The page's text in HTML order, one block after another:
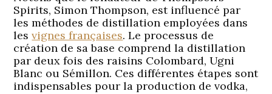
Spirits, Simon Thompson, est influencé par
les méthodes de distillation employées dans
lesvignes françaises. Le processus de
création de sa base comprend la distillation
par deux fois des raisins Colombard, Ugni
Blanc ou Sémillon. Ces différentes étapes sont
indispensables pour la production de vodka,